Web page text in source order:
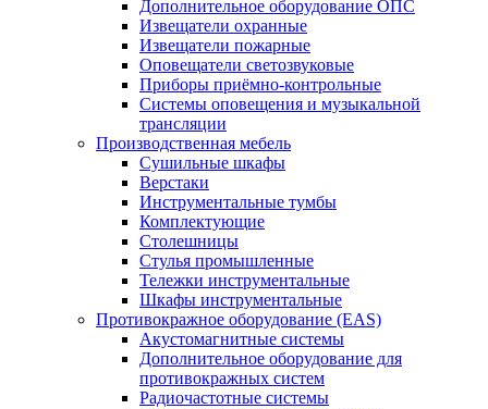
Дополнительное оборудование ОПС
Извещатели охранные
Извещатели пожарные
Оповещатели светозвуковые
Приборы приёмно-контрольные
Системы оповещения и музыкальной
трансляции
Производственная мебель
Cушильные шкафы
Верстаки
Инструментальные тумбы
Комплектующие
Столешницы
Стулья промышленные
Тележки инструментальные
Шкафы инструментальные
Противокражное оборудование (EAS)
Акустомагнитные системы
Дополнительное оборудование для
противокражных систем
Радиочастотные системы